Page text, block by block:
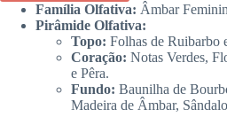
Família Olfativa: Âmbar
Pirâmide Olfativa:
Topo: Folhas de Ruibarbo
Coração: Notas Verdes,
e Pêra.
Fundo: Baunilha de
Madeira de Âmbar,